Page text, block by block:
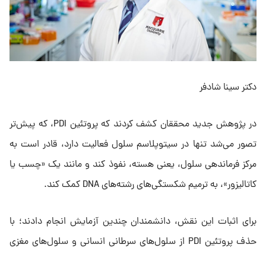
دکتر سینا شادفر
در پژوهش جدید محققان کشف کردند که پروتئین PDI، که پیش‌تر
تصور می‌شد تنها در سیتوپلاسم سلول فعالیت دارد، قادر است به
مرکز فرماندهی سلول، یعنی هسته، نفوذ کند و مانند یک «چسب یا
کاتالیزور»، به ترمیم شکستگی‌های رشته‌های DNA کمک کند.
برای اثبات این نقش، دانشمندان چندین آزمایش انجام دادند؛ با
حذف پروتئین PDI از سلول‌های سرطانی انسانی و سلول‌های مغزی